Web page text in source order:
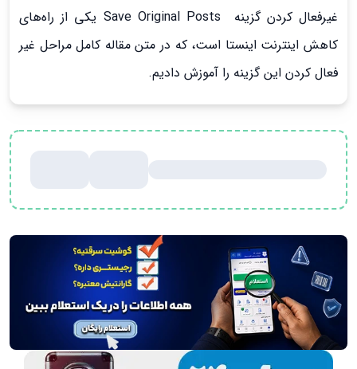
غیرفعال کردن گزینه Save Original Posts یکی از راه‌های
کاهش اینترنت اینستا است، که در متن مقاله کامل مراحل غیر
فعال کردن این گزینه را آموزش دادیم.